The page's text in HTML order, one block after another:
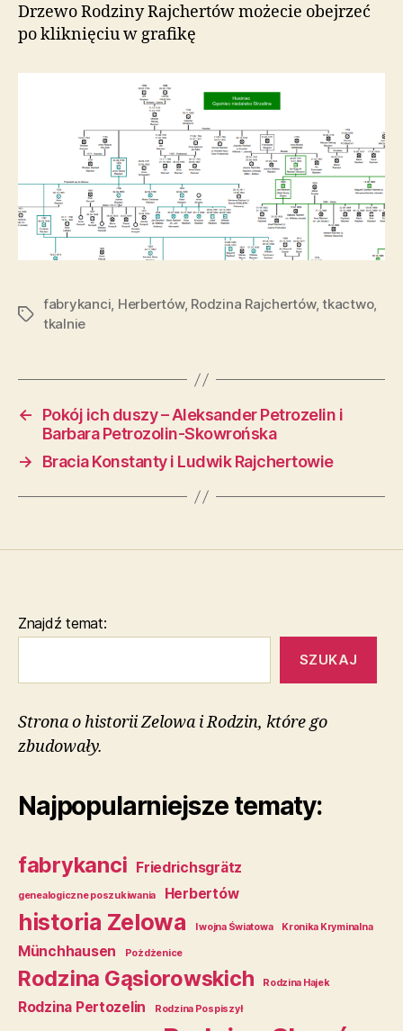
Drzewo Rodziny Rajchertów możecie obejrzeć
po kliknięciu w grafikę
Tagi
fabrykanci, Herbertów, Rodzina Rajchertów,tkactwo,
tkalnie
←
Pokój ich duszy – Aleksander Petrozelin i
Barbara Petrozolin-Skowrońska
→
Bracia Konstanty i Ludwik Rajchertowie
Znajdź temat:
SZUKAJ
Strona o historii Zelowa i Rodzin, które go
zbudowały.
Najpopularniejsze tematy:
fabrykanci Friedrichsgrätz
genealogiczne poszukiwania Herbertów
historia Zelowa I wojna Światowa Kronika Kryminalna
Münchhausen Pożdżenice
Rodzina Gąsiorowskich Rodzina Hajek
Rodzina Pertozelin Rodzina Pospiszył